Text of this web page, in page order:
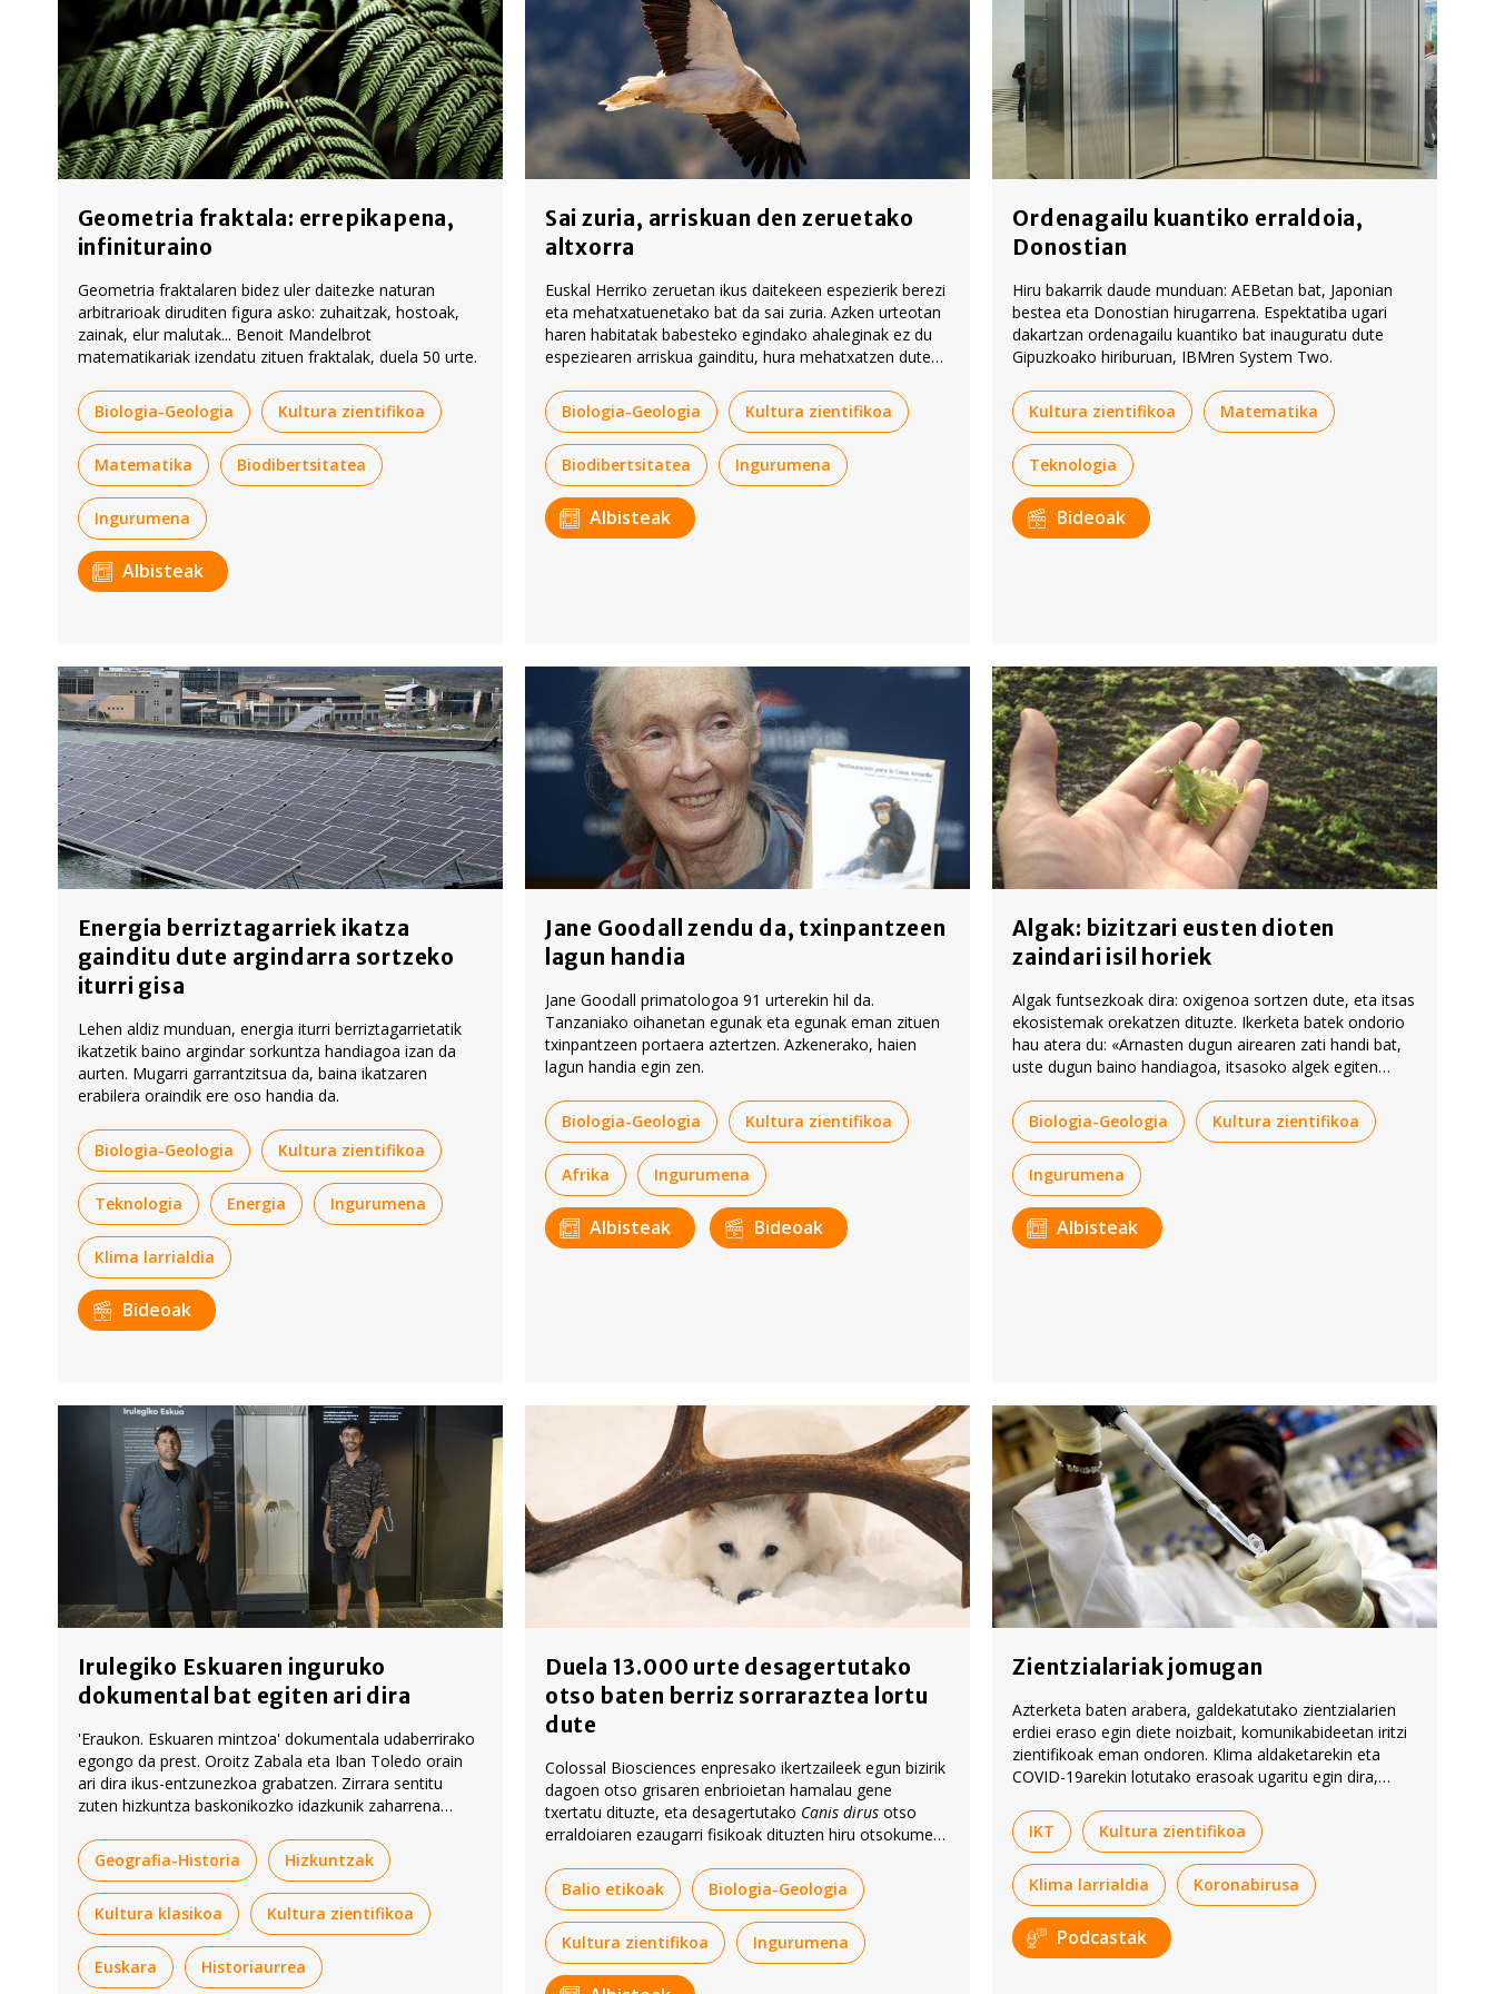
Geometria fraktala: errepikapena,
infinituraino
Geometria fraktalaren bidez uler daitezke naturan
arbitrarioak diruditen figura asko: zuhaitzak, hostoak,
zainak, elur malutak... Benoit Mandelbrot
matematikariak izendatu zituen fraktalak, duela 50 urte.
Biologia-Geologia Kultura zientifikoa
Matematika Biodibertsitatea
Ingurumena
Albisteak
Sai zuria, arriskuan den zeruetako
altxorra
Euskal Herriko zeruetan ikus daitekeen espezierik berezi
eta mehatxatuenetako bat da sai zuria. Azken urteotan
haren habitatak babesteko egindako ahaleginak ez du
espeziearen arriskua gainditu, hura mehatxatzen duten
Biologia-Geologia
Kultura zientifikoa
Biodibertsitatea Ingurumena
Albisteak
Ordenagailu kuantiko erraldoia,
Donostian
Hiru bakarrik daude munduan: AEBetan bat, Japonian
bestea eta Donostian hirugarrena. Espektatiba ugari
dakartzan ordenagailu kuantiko bat inauguratu dute
Gipuzkoako hiriburuan, IBMren System Two.
Kultura zientifikoa Matematika
Teknologia
Bideoak
Energia berriztagarriek ikatza
gainditu dute argindarra sortzeko
iturri gisa
Lehen aldiz munduan, energia iturri berriztagarrietatik
ikatzetik baino argindar sorkuntza handiagoa izan da
aurten. Mugarri garrantzitsua da, baina ikatzaren
erabilera oraindik ere oso handia da.
Biologia-Geologia Kultura zientifikoa
Teknologia Energia Ingurumena
Klima larrialdia
Bideoak
Jane Goodall zendu da, txinpantzeen
lagun handia
Jane Goodall primatologoa 91 urterekin hil da.
Tanzaniako oihanetan egunak eta egunak eman zituen
txinpantzeen portaera aztertzen. Azkenerako, haien
lagun handia egin zen.
Biologia-Geologia Kultura zientifikoa
Afrika Ingurumena
Albisteak Bideoak
Algak: bizitzari eusten dioten
zaindari isil horiek
Algak funtsezkoak dira: oxigenoa sortzen dute, eta itsas
ekosistemak orekatzen dituzte. Ikerketa batek ondorio
hau atera du: «Arnasten dugun airearen zati handi bat,
uste dugun baino handiagoa, itsasoko algek egiten
Biologia-Geologia
Kultura zientifikoa
Ingurumena
Albisteak
Irulegiko Eskuaren inguruko
dokumental bat egiten ari dira
'Eraukon. Eskuaren mintzoa' dokumentala udaberrirako
egongo da prest. Oroitz Zabala eta Iban Toledo orain
ari dira ikus-entzunezkoa grabatzen. Zirrara sentitu
zuten hizkuntza baskonikozko idazkunik zaharrena
gure herriaren pop ikono bat».
Geografia-Historia Hizkuntzak
Kultura klasikoa Kultura zientifikoa
Euskara Historiaurrea
Duela 13.000 urte desagertutako
otso baten berriz sorraraztea lortu
dute
Colossal Biosciences enpresako ikertzaileek egun bizirik
dagoen otso grisaren enbrioietan hamalau gene
txertatu dituzte, eta desagertutako Canis dirusotso
erraldoiaren ezaugarri fisikoak dituzten hiru otsokume
Balio etikoak
Biologia-Geologia
Kultura zientifikoa Ingurumena
Zientzialariak jomugan
Azterketa baten arabera, galdekatutako zientzialarien
erdiei eraso egin diete noizbait, komunikabideetan iritzi
zientifikoak eman ondoren. Klima aldaketarekin eta
COVID-19arekin lotutako erasoak ugaritu egin dira,
IKT
Kultura zientifikoa
Klima larrialdia Koronabirusa
Podcastak